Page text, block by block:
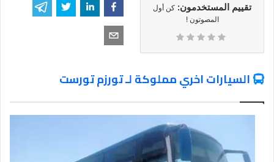
تقييم المستخدمون: كن أول
المصوتون !
السيارات اخري مملوكة لـ تورزم تورست